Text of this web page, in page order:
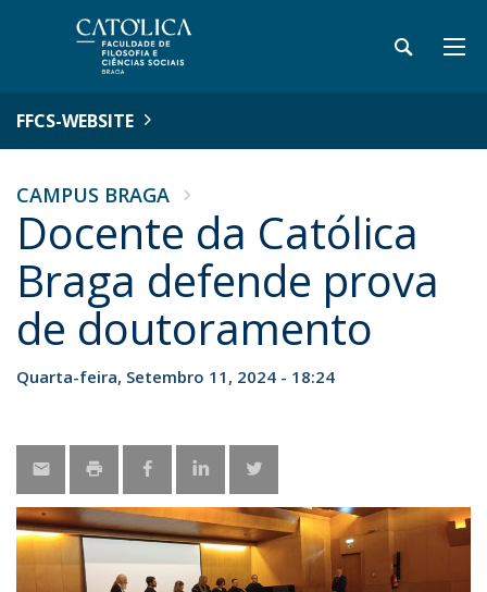
FFCS-WEBSITE
CAMPUS BRAGA
Docente da Católica
Braga defende prova
de doutoramento
Quarta-feira, Setembro 11, 2024 - 18:24